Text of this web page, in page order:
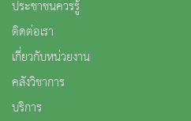
ประชาชนควรรู้
ติดต่อเรา
เกี่ยวกับหน่วยงาน
คลังวิชาการ
บริการ